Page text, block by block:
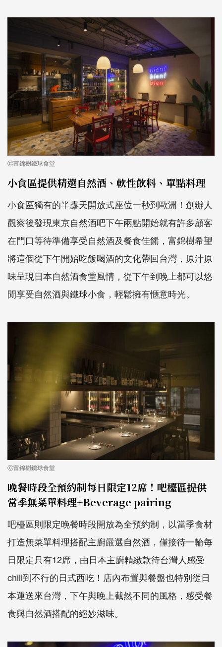
ⓒ富錦樹鐵球食堂
小食區提供精選自然酒、軟性飲料、單點料理
小食區獨有的半露天開放式座位一秒到歐洲！創辦人
觀察後發現東京自然酒吧下午兩點開始就有許多顧客
在門口等待準備享受自然酒及餐食佳餚，富錦樹希望
將這個從下午開始吃飯喝酒的文化帶回台灣，原汁原
味呈現日本自然酒食堂風情，從下午到晚上都可以悠
閒享受自然酒與鐵球小食，輕鬆擁有愜意時光。
ⓒ富錦樹鐵球食堂
晚餐時段全預約制每日限定12席！吧檯區提供
當季無菜單料理+Beverage pairing
吧檯區則限定晚餐時段開放為全預約制，以當季食材
打造無菜單料理搭配主廚嚴選自然酒，僅接待一輪每
日限定只有12席，由日本主廚精緻款待台灣人感受
chill到不行的日式西吃！店內布置與餐盤也特別從日
本運送來台灣，下午與晚上截然不同的風格，感受餐
食與自然酒搭配的絕妙滋味。